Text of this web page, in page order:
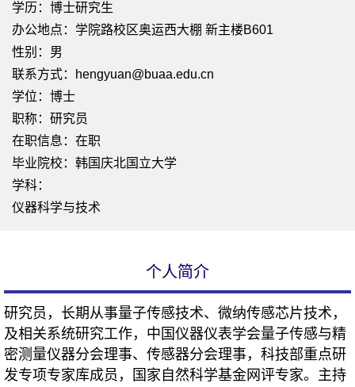
学历：博士研究生
办公地点：学院路校区奥运西大棚 新主楼B601
性别：男
联系方式：hengyuan@buaa.edu.cn
学位：博士
职称：研究员
在职信息：在职
毕业院校：韩国庆北国立大学
学科：
仪器科学与技术
个人简介
研究员，长期从事量子传感技术、微纳传感芯片技术，
及相关系统研究工作，中国仪器仪表学会量子传感与精
密测量仪器分会理事、传感器分会理事，科技部重点研
发专项专家库成员，国家自然科学基金网评专家。主持